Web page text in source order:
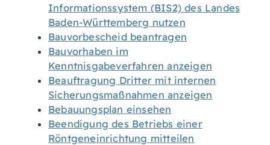
Informationssystem (BIS2) des Landes
Baden-Württemberg nutzen
Bauvorbescheid beantragen
Bauvorhaben im
Kenntnisgabeverfahren anzeigen
Beauftragung Dritter mit internen
Sicherungsmaßnahmen anzeigen
Bebauungsplan einsehen
Beendigung des Betriebs einer
Röntgeneinrichtung mitteilen